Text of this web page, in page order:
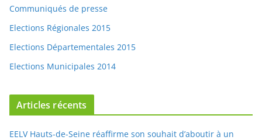
Articles récents
EELV Hauts-de-Seine réaffirme son souhait d’aboutir à un
accord pour les sénatoriales
Etats généraux de l’écologie
Les propositions du groupe écologiste à l’Assemblée
nationale pour protéger le pouvoir d’achat
Communiqué – lundi 20 juin 2022 2d tour des élections